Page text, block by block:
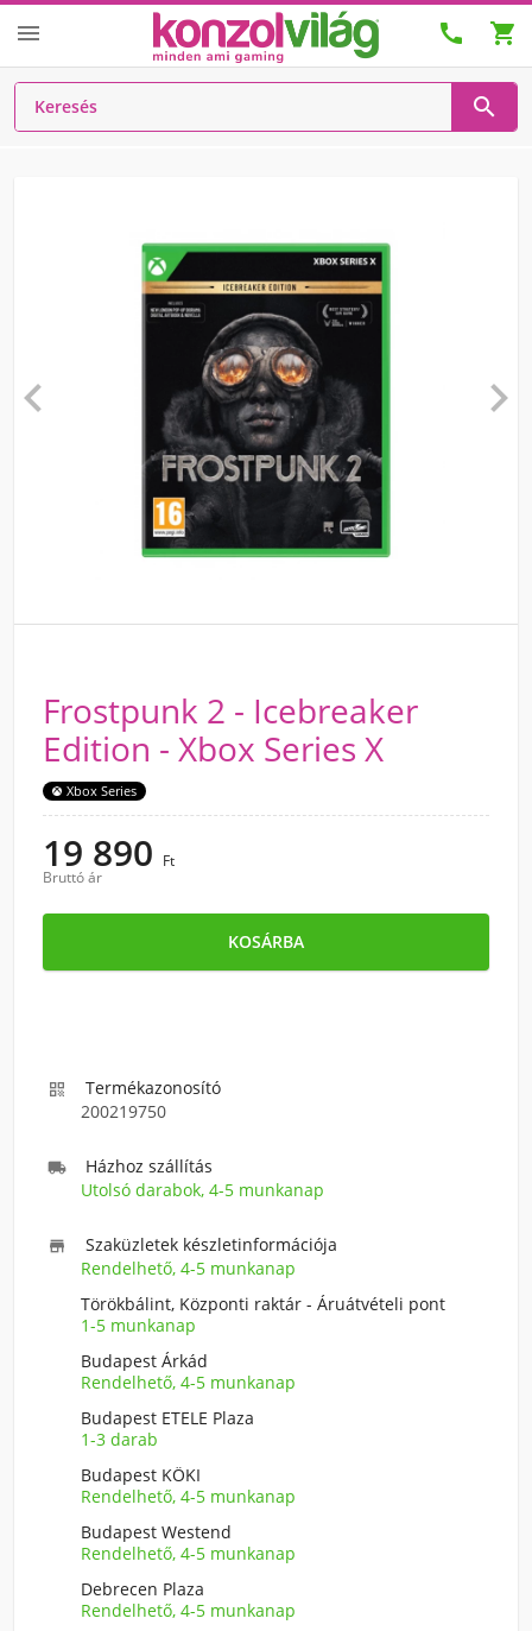
  

 
Frostpunk 2 - Icebreaker
Edition - Xbox Series X
Xbox Series
19 890 Ft
Bruttó ár
KOSÁRBA

Termékazonosító
200219750

Házhoz szállítás
Utolsó darabok, 4-5 munkanap

Szaküzletek készletinformációja
Rendelhető, 4-5 munkanap
Törökbálint, Központi raktár - Áruátvételi pont
1-5 munkanap
Budapest Árkád
Rendelhető, 4-5 munkanap
Budapest ETELE Plaza
1-3 darab
Budapest KÖKI
Rendelhető, 4-5 munkanap
Budapest Westend
Rendelhető, 4-5 munkanap
Debrecen Plaza
Rendelhető, 4-5 munkanap